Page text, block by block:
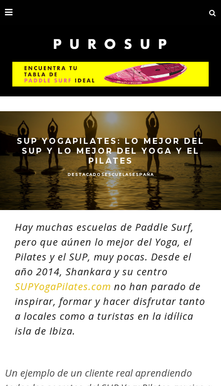
SUP YOGAPILATES: LO MEJOR DEL
SUP Y LO MEJOR DEL YOGA Y EL
PILATES
DESTACADOSESCUELASESPAÑA
Hay muchas escuelas de Paddle Surf,
pero que aúnen lo mejor del Yoga, el
Pilates y el SUP, muy pocas. Desde el
año 2014, Shankara y su centro
SUPYogaPilates.com no han parado de
inspirar, formar y hacer disfrutar tanto
a locales como a turistas en la idílica
isla de Ibiza.
Un ejemplo de un cliente real aprendiendo